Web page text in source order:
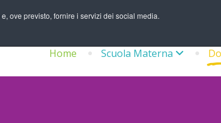
ove previsto, fornire i servizi dei social media.
Home Scuola Materna